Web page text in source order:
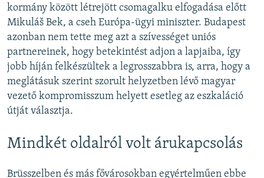
kormány között létrejött csomagalku elfogadása előtt
Mikuláš Bek, a cseh Európa-ügyi miniszter. Budapest
azonban nem tette meg azt a szívességet uniós
partnereinek, hogy betekintést adjon a lapjaiba, így
jobb híján felkészültek a legrosszabbra is, arra, hogy a
meglátásuk szerint szorult helyzetben lévő magyar
vezető kompromisszum helyett esetleg az eszkaláció
útját választja.
Mindkét oldalról volt árukapcsolás
Brüsszelben és más fővárosokban egyértelműen ebbe